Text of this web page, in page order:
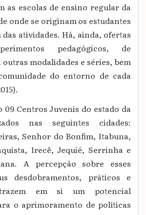
as escolas de ensino regular da
onde se originam os estudantes
atividades. Há, ainda, ofertas
pedagógicos, de
modalidades e séries, bem
do entorno de cada
09 Centros Juvenis do estado da
nas seguintes cidades:
Senhor do Bonfim, Itabuna,
Irecê, Jequié, Serrinha e
A percepção sobre esses
desdobramentos, práticos e
trazem em si um potencial
o aprimoramento de políticas